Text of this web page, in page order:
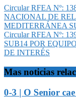
Circular RFEA Nº:
NACIONAL DE
MEDITERRÁNEA
Circular RFEA Nº:
SUB14 POR
DE INTERÉS
Mas noticias
0-3 | O Senior